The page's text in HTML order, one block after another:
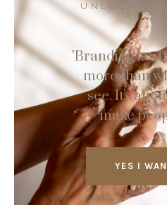
UNLOCK
"Branding is
more than
see. It's
make
YES I